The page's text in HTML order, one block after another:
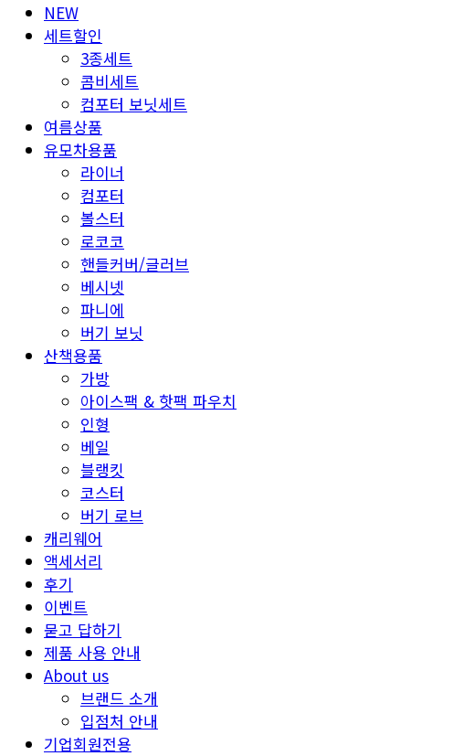
NEW
세트할인
3종세트
콤비세트
컴포터 보닛세트
여름상품
유모차용품
라이너
컴포터
볼스터
로코코
핸들커버/글러브
베시넷
파니에
버기 보닛
산책용품
가방
아이스팩 & 핫팩 파우치
인형
베일
블랭킷
코스터
버기 로브
캐리웨어
액세서리
후기
이벤트
묻고 답하기
제품 사용 안내
About us
브랜드 소개
입점처 안내
기업회원전용